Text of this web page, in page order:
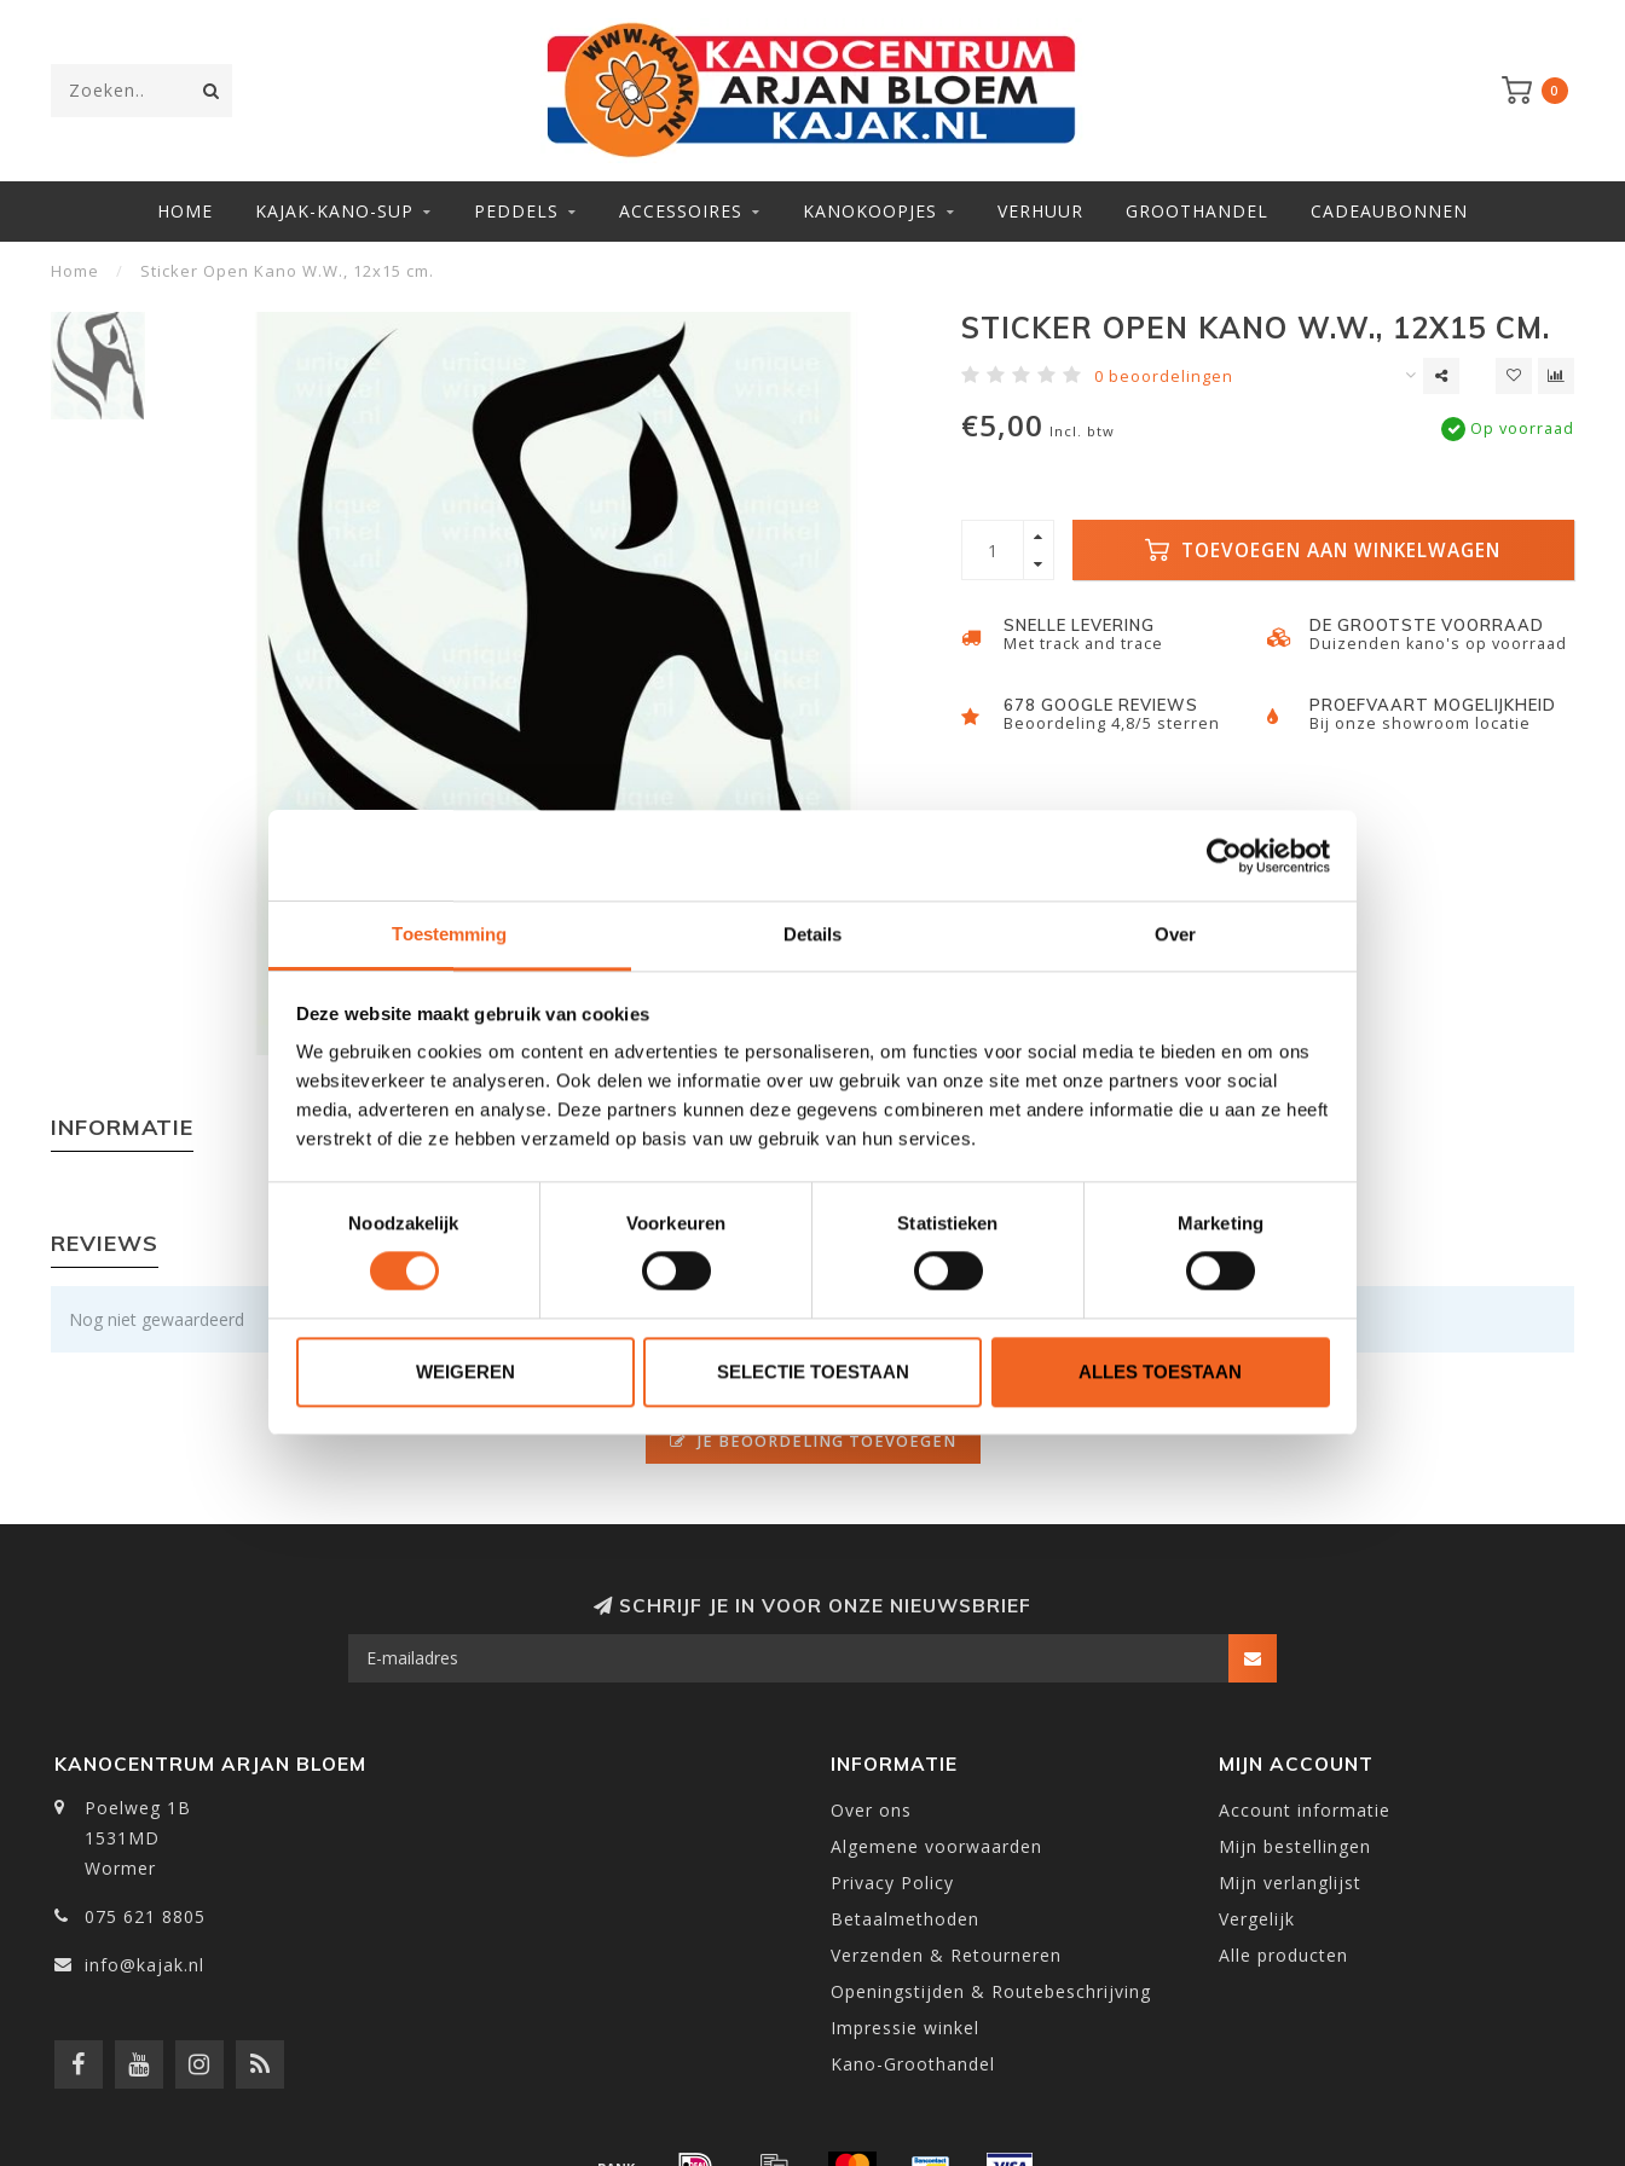
Toestemming Details Over
Deze website maakt gebruik van cookies
We gebruiken cookies om content en advertenties te personaliseren, om functies voor social media te bieden en om ons
websiteverkeer te analyseren. Ook delen we informatie over uw gebruik van onze site met onze partners voor social
media, adverteren en analyse. Deze partners kunnen deze gegevens combineren met andere informatie die u aan ze heeft
verstrekt of die ze hebben verzameld op basis van uw gebruik van hun services.
Noodzakelijk
Voorkeuren Statistieken Marketing
WEIGEREN SELECTIE TOESTAAN ALLES TOESTAAN
0
HOME KAJAK-KANO-SUP PEDDELS ACCESSOIRES KANOKOOPJES VERHUUR GROOTHANDEL CADEAUBONNEN
Home / Sticker Open Kano W.W., 12x15 cm.
STICKER OPEN KANO W.W., 12X15 CM.
0 beoordelingen
€5,00 Incl. btw Op voorraad
TOEVOEGEN AAN WINKELWAGEN
SNELLE LEVERING
Met track and trace
DE GROOTSTE VOORRAAD
Duizenden kano's op voorraad
678 GOOGLE REVIEWS
Beoordeling 4,8/5 sterren
PROEFVAART MOGELIJKHEID
Bij onze showroom locatie
INFORMATIE
REVIEWS
Nog niet gewaardeerd
0 sterren op basis van 0 beoordelingen
JE BEOORDELING TOEVOEGEN
SCHRIJF JE IN VOOR ONZE NIEUWSBRIEF
KANOCENTRUM ARJAN BLOEM
Poelweg 1B
1531MD
Wormer
075 621 8805
info@kajak.nl
INFORMATIE
Over ons
Algemene voorwaarden
Privacy Policy
Betaalmethoden
Verzenden & Retourneren
Openingstijden & Routebeschrijving
Impressie winkel
Kano-Groothandel
MIJN ACCOUNT
Account informatie
Mijn bestellingen
Mijn verlanglijst
Vergelijk
Alle producten